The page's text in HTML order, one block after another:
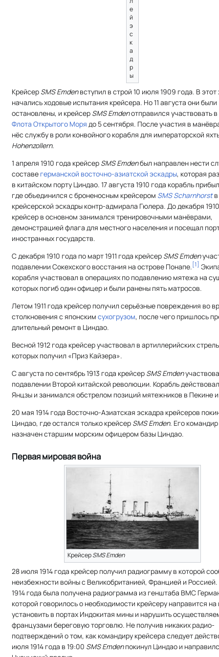
е
й
э
с
к
а
д
р
ы
Крейсер SMS Emdenвступил в строй 10 июля 1909 года. В этот
начались ходовые испытания крейсера. Но 11 августа они были
остановлены, и крейсер SMS Emdenотправился участвовать
Флота Открытого Моря до 5 сентября. После участия в
нёс службу в роли конвойного корабля для императорской
Hohenzollern.
1 апреля 1910 года крейсер SMS Emdenбыл направлен нести
составе германской восточно-азиатской эскадры, которая
в китайском порту Циндао. 17 августа 1910 года корабль
где объединился с броненосным крейсером SMS Scharnhorstв
крейсерской эскадры контр-адмирала Гюлера. До декабря
крейсер в основном занимался тренировочными манёврами,
демонстрацией флага для местного населения и посещал
иностранных государств.
С декабря 1910 года по март 1911 года крейсер SMS Emden
подавлении Сокехского восстания на острове Понапе. [1]
корабля участвовал в операциях по подавлению мятежа на
которых погиб один офицер и были ранены пять матросов.
Летом 1911 года крейсер получил серьёзные повреждения во
столкновения с японским сухогрузом, после чего пришлось
длительный ремонт в Циндао.
Весной 1912 года крейсер участвовал в артиллерийских
которых получил «Приз Кайзера».
С августа по сентябрь 1913 года крейсер SMS Emden
подавлении Второй китайской революции. Корабль
Янцзы и занимался обстрелом позиций мятежников в Пекине
20 мая 1914 года Восточно-Азиатская эскадра крейсеров
Циндао, где остался только крейсер SMS Emden. Его
назначен старшим морским офицером базы Циндао.
Первая мировая война
КрейсерSMS Emden
28 июля 1914 года крейсер получил радиограмму в которой
неизбежности войны с Великобританией, Францией и
1914 года была получена радиограмма из генштаба ВМС
которой говорилось о необходимости крейсеру направится
установить в портах Индокитая мины и нарушить
французами береговую торговлю. Не получив никаких радио-
подтверждений о том, как командиру крейсера следует
июля 1914 года в 19:00 SMS Emdenпокинул Циндао и